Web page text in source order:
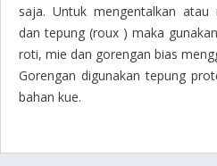
saja. Untuk mengentalkan
dan tepung (roux )maka
roti, mie dan gorengan bias
Gorengan digunakan tepung
bahan kue.